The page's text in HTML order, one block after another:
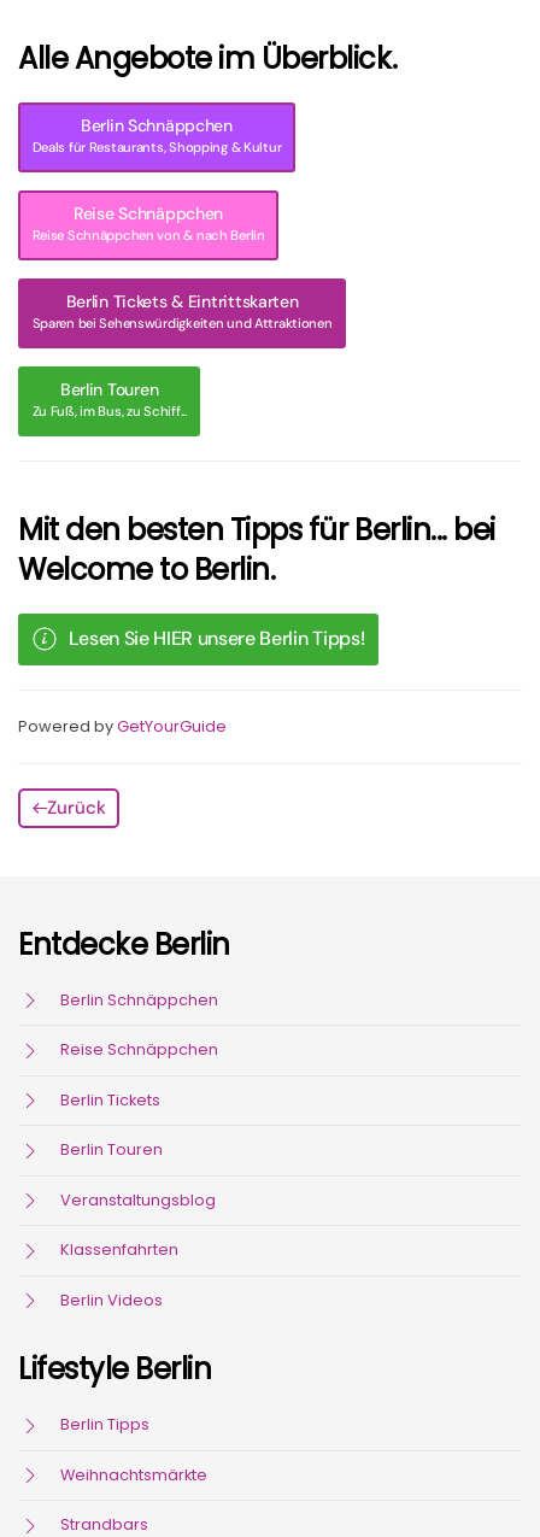
Alle Angebote im Überblick.
Berlin Schnäppchen
Deals für Restaurants, Shopping & Kultur
Reise Schnäppchen
Reise Schnäppchen von & nach Berlin
Berlin Tickets & Eintrittskarten
Sparen bei Sehenswürdigkeiten und Attraktionen
Berlin Touren
Zu Fuß, im Bus, zu Schiff...
Mit den besten Tipps für Berlin... bei
Welcome to Berlin.
Lesen Sie HIER unsere Berlin Tipps!
Powered byGetYourGuide
Zurück
Entdecke Berlin
Berlin Schnäppchen
Reise Schnäppchen
Berlin Tickets
Berlin Touren
Veranstaltungsblog
Klassenfahrten
Berlin Videos
Lifestyle Berlin
Berlin Tipps
Weihnachtsmärkte
Strandbars